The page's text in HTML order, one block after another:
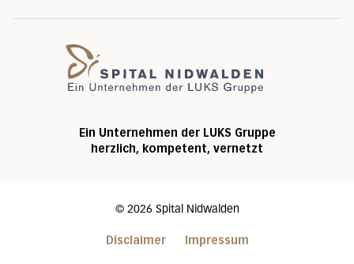
Ein Unternehmen der LUKS Gruppe
herzlich, kompetent, vernetzt
© 2026 Spital Nidwalden
Disclaimer Impressum